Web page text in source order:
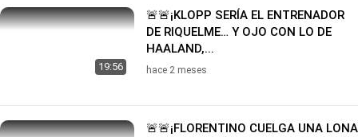
19:56
🚨🚨¡KLOPP SERÍA EL ENTRENADOR
DE RIQUELME… Y OJO CON LO DE
HAALAND,...
hace 2 meses
🚨🚨¡FLORENTINO CUELGA UNA LONA